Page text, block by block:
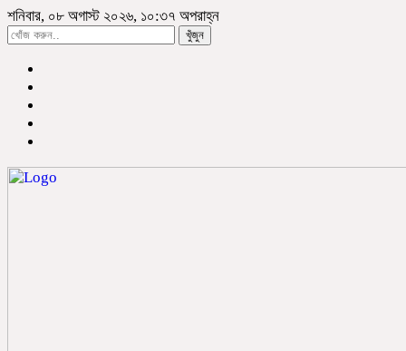
শনিবার, ০৮ অগাস্ট ২০২৬, ১০:৩৭ অপরাহ্ন
খুঁজুন